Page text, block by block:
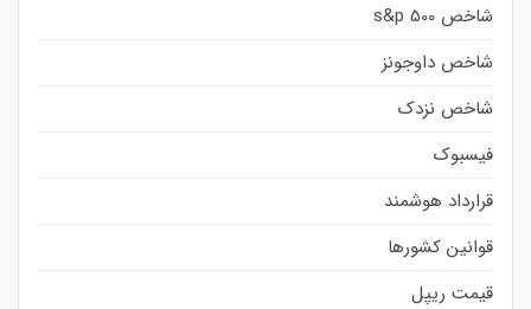
شاخص s&p 500
شاخص داوجونز
شاخص نزدک
فیسبوک
قرارداد هوشمند
قوانین کشورها
قیمت ریپل